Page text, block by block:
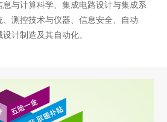
与计算科学、集成电路设计与集成系
测控技术与仪器、信息安全、自动
计制造及其自动化。